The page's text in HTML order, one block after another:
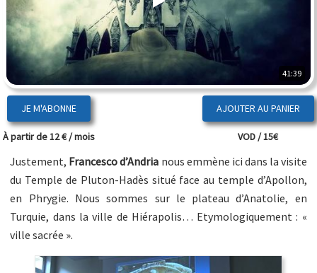
41:39
JE M'ABONNE
À partir de 12 € / mois VOD / 15€
Justement, Francesco d’Andria nous emmène ici dans la visite
du Temple de Pluton-Hadès situé face au temple d’Apollon,
en Phrygie. Nous sommes sur le plateau d’Anatolie, en
Turquie, dans la ville de Hiérapolis… Etymologiquement : «
ville sacrée ».